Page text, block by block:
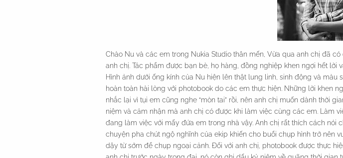
Chào Nu và các em trong Nukia Studio thân mến, Vừa qua anh chị đã
anh chị. Tác phẩm được bạn bè, họ hàng, đồng nghiệp khen ngợi hết lời
Hình ảnh dưới ống kính của Nu hiện lên thật lung linh, sinh động và
hoàn toàn hài lòng với photobook do các em thực hiện. Những lời khen
nhắc lại vì tụi em cũng nghe “mòn tai” rồi, nên anh chị muốn dành thời
niệm và cảm nhận mà anh chị có được khi làm việc cùng các em. Làm
đang làm việc với mấy đứa em trong nhà vậy. Anh chị rất thích cách nói
chuyện pha chút ngộ nghĩnh của ekip khiến cho buổi chụp hình trở nên
dậy từ sớm để chụp ngoại cảnh. Đối với anh chị, photobook được thực